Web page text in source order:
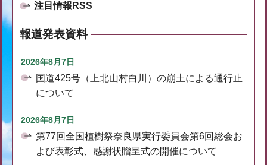
注目情報RSS
報道発表資料
2026年8月7日
国道425号（上北山村白川）の崩土による通行止
について
2026年8月7日
第77回全国植樹祭奈良県実行委員会第6回総会お
よび表彰式、感謝状贈呈式の開催について